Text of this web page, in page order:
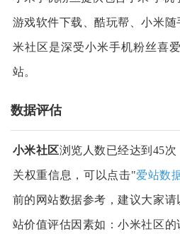
游戏软件下载、酷玩帮、小米
米社区是深受小米手机粉丝喜
站。
数据评估
小米社区浏览人数已经达到45
关权重信息，可以点击"爱站数
前的网站数据参考，建议大家请
站价值评估因素如：小米社区